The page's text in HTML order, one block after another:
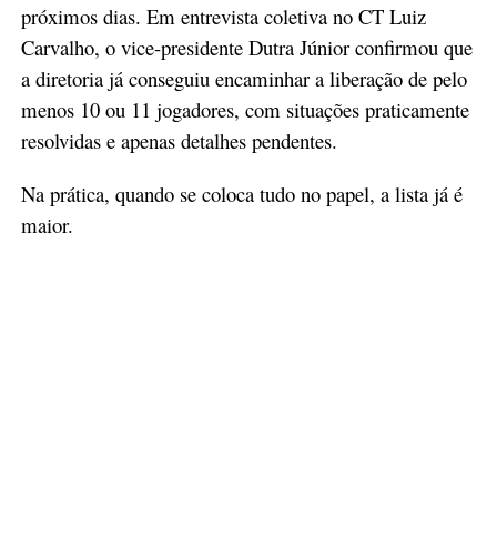
próximos dias. Em entrevista coletiva no CT Luiz
Carvalho, o vice-presidente Dutra Júnior confirmou que
a diretoria já conseguiu encaminhar a liberação de pelo
menos 10 ou 11 jogadores, com situações praticamente
resolvidas e apenas detalhes pendentes.
Na prática, quando se coloca tudo no papel, a lista já é
maior.